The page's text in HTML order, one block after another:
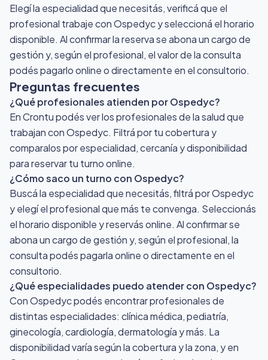
Elegí la especialidad que necesitás, verificá que el
profesional trabaje con Ospedyc y seleccioná el horario
disponible. Al confirmar la reserva se abona un cargo de
gestión y, según el profesional, el valor de la consulta
podés pagarlo online o directamente en el consultorio.
Preguntas frecuentes
¿Qué profesionales atienden por Ospedyc?
En Crontu podés ver los profesionales de la salud que
trabajan con Ospedyc. Filtrá por tu cobertura y
comparalos por especialidad, cercanía y disponibilidad
para reservar tu turno online.
¿Cómo saco un turno con Ospedyc?
Buscá la especialidad que necesitás, filtrá por Ospedyc
y elegí el profesional que más te convenga. Seleccionás
el horario disponible y reservás online. Al confirmar se
abona un cargo de gestión y, según el profesional, la
consulta podés pagarla online o directamente en el
consultorio.
¿Qué especialidades puedo atender con Ospedyc?
Con Ospedyc podés encontrar profesionales de
distintas especialidades: clínica médica, pediatría,
ginecología, cardiología, dermatología y más. La
disponibilidad varía según la cobertura y la zona, y en